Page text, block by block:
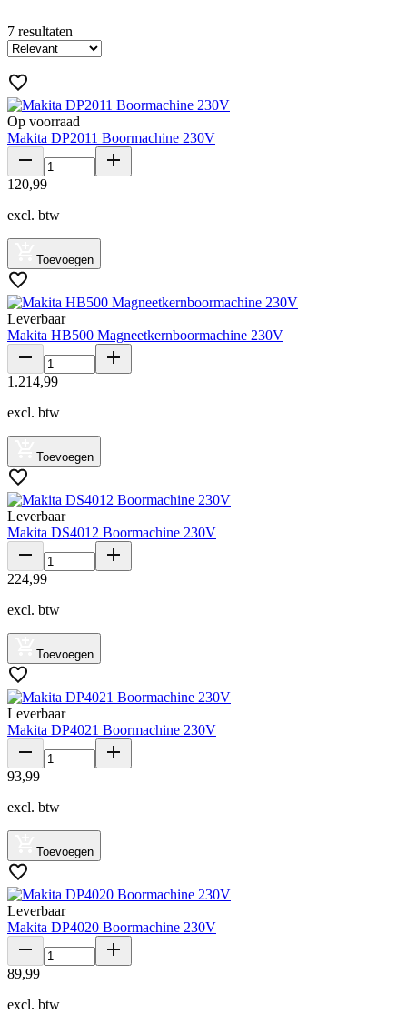
7 resultaten
Op voorraad
Makita DP2011 Boormachine 230V
120,99
excl. btw
Toevoegen
Leverbaar
Makita HB500 Magneetkernboormachine 230V
1.214,99
excl. btw
Toevoegen
Leverbaar
Makita DS4012 Boormachine 230V
224,99
excl. btw
Toevoegen
Leverbaar
Makita DP4021 Boormachine 230V
93,99
excl. btw
Toevoegen
Leverbaar
Makita DP4020 Boormachine 230V
89,99
excl. btw